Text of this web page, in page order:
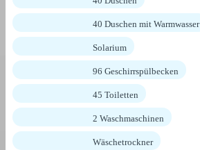
40 Duschen mit Warmwasser
Solarium
96 Geschirrspülbecken
45 Toiletten
2 Waschmaschinen
Wäschetrockner